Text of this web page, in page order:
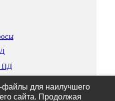
ПД
для наилучшего
сайта. Продолжая